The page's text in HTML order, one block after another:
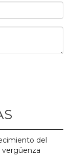
del
vergüenza